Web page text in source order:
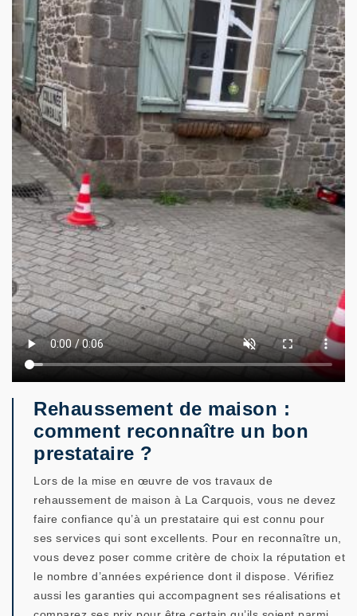
Rehaussement de maison :
comment reconnaître un bon
prestataire ?
Lors de la mise en œuvre de vos travaux de
rehaussement de maison à La Carquois, vous ne devez
faire confiance qu’à un prestataire qui est connu pour
ses services qui sont excellents. Pour en reconnaître un,
vous devez poser comme critère de choix la réputation et
le nombre d’années expérience dont il dispose. Vérifiez
aussi les garanties qui accompagnent ses réalisations et